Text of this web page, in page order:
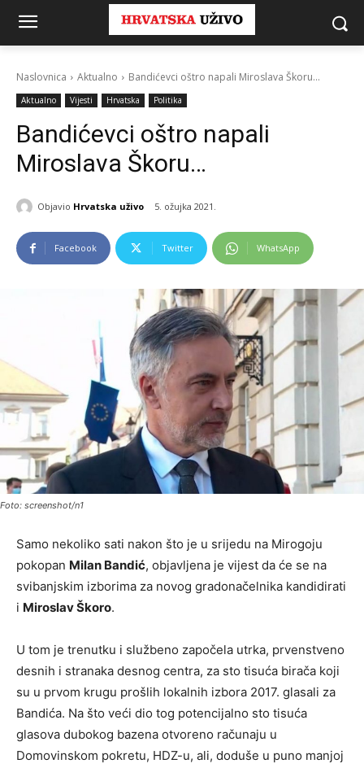
Naslovnica Aktualno Bandićevci oštro napali Miroslava Škoru...
Aktualno Vijesti Hrvatska Politika
Bandićevci oštro napali
Miroslava Škoru…
Objavio Hrvatska uživo 5. ožujka 2021.
Facebook Twitter WhatsApp
Foto: screenshot/n1
Samo nekoliko sati nakon što je u srijedu na Mirogoju
pokopan Milan Bandić, objavljena je vijest da će se na
svibanjskim izborima za novog gradonačelnika kandidirati
i Miroslav Škoro.
U tom je trenutku i službeno započela utrka, prvenstveno
desnih i stranaka desnog centra, za sto tisuća birača koji
su u prvom krugu prošlih lokalnih izbora 2017. glasali za
Bandića. Na što veći dio tog potencijalno sto tisuća
glasova dubokog bazena otvoreno računaju u
Domovinskom pokretu, HDZ-u, ali, doduše u puno manjoj